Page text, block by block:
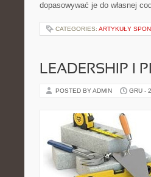
dopasowywać je do własnej
CATEGORIES: ARTYKUŁY
LEADERSHIP I
POSTED BY ADMIN GRU -